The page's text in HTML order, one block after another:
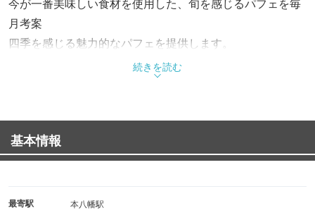
月考案
四季を感じる魅力的なパフェを提供します。
層ごとに異なる味わいや食感を丁寧に重ね合わせ
温かな電球の灯る落ち着いた空間で、
少し贅沢な大人のひとときをお過ごしください。
当店のこだわり食材や調理法、空間から接客まで。お客様
続きを読む
基本情報
最寄駅 本八幡駅